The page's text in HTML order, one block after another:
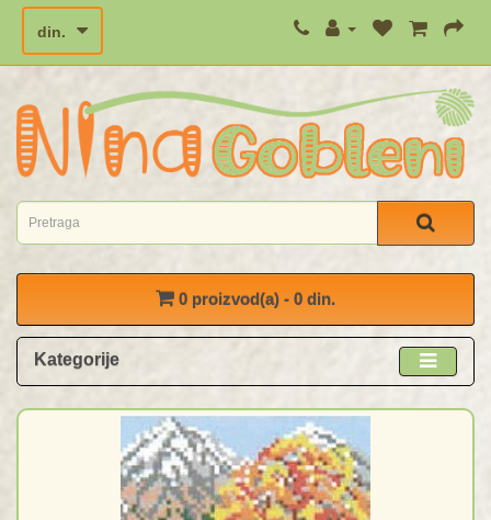
din.
0 proizvod(a) - 0 din.
Kategorije